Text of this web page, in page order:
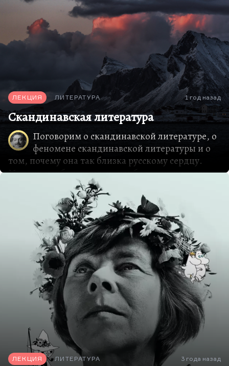
ЛЕКЦИЯ ЛИТЕРАТУРА 1 год назад
Скандинавская литература
Поговорим о скандинавской литературе, о
феномене скандинавской литературы и о
том, почему она так близка русскому сердцу.
Модерн наиболее силен, наиболее значителен
там, где сильнее всего традиция, архаика,
сопротивление. «Пер Гюнт» ибсеновский мог
появиться только там, где есть культ этого
Доврского деда, который гордится тем, что у нас
все собственного производства. «Пер Гюнт»
появляется там, где господствует послушание и
скука, «Уленшпигель» появляется там, где
господствуют разные формы новой инквизиции.
Роман де Костера, конечно, бунтарский прежде
всего. Не только сам образ Уленшпигеля, но и
само буйство формы там противостоит реализму
с его скукой, социальным детерминизмом,…
ЛЕКЦИЯ ЛИТЕРАТУРА 3 года назад